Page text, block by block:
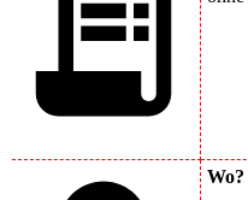
Wo?